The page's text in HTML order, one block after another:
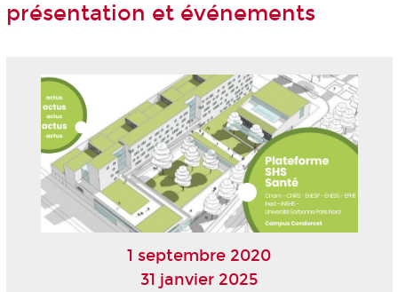
présentation et événements
1 septembre 2020
31 janvier 2025